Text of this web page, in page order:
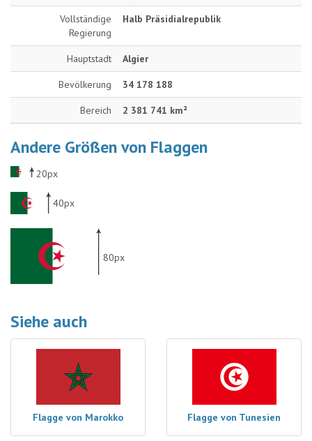
Vollständige
Regierung
Halb Präsidialrepublik
Hauptstadt Algier
Bevölkerung 34 178 188
Bereich 2 381 741 km²
Andere Größen von Flaggen
20px
40px
80px
Siehe auch
Flagge von Marokko Flagge von Tunesien